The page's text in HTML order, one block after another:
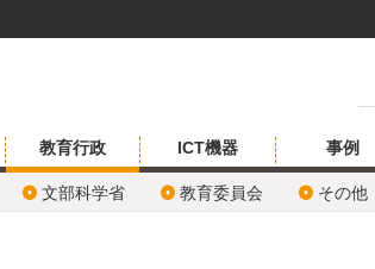
教育行政
文部科学省 教育委員会 その他
ICT機器 事例